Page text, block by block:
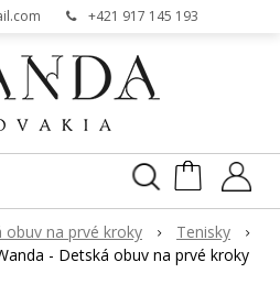
+421 917 145 193
obuv na prvé kroky
Tenisky
- Detská obuv na prvé kroky